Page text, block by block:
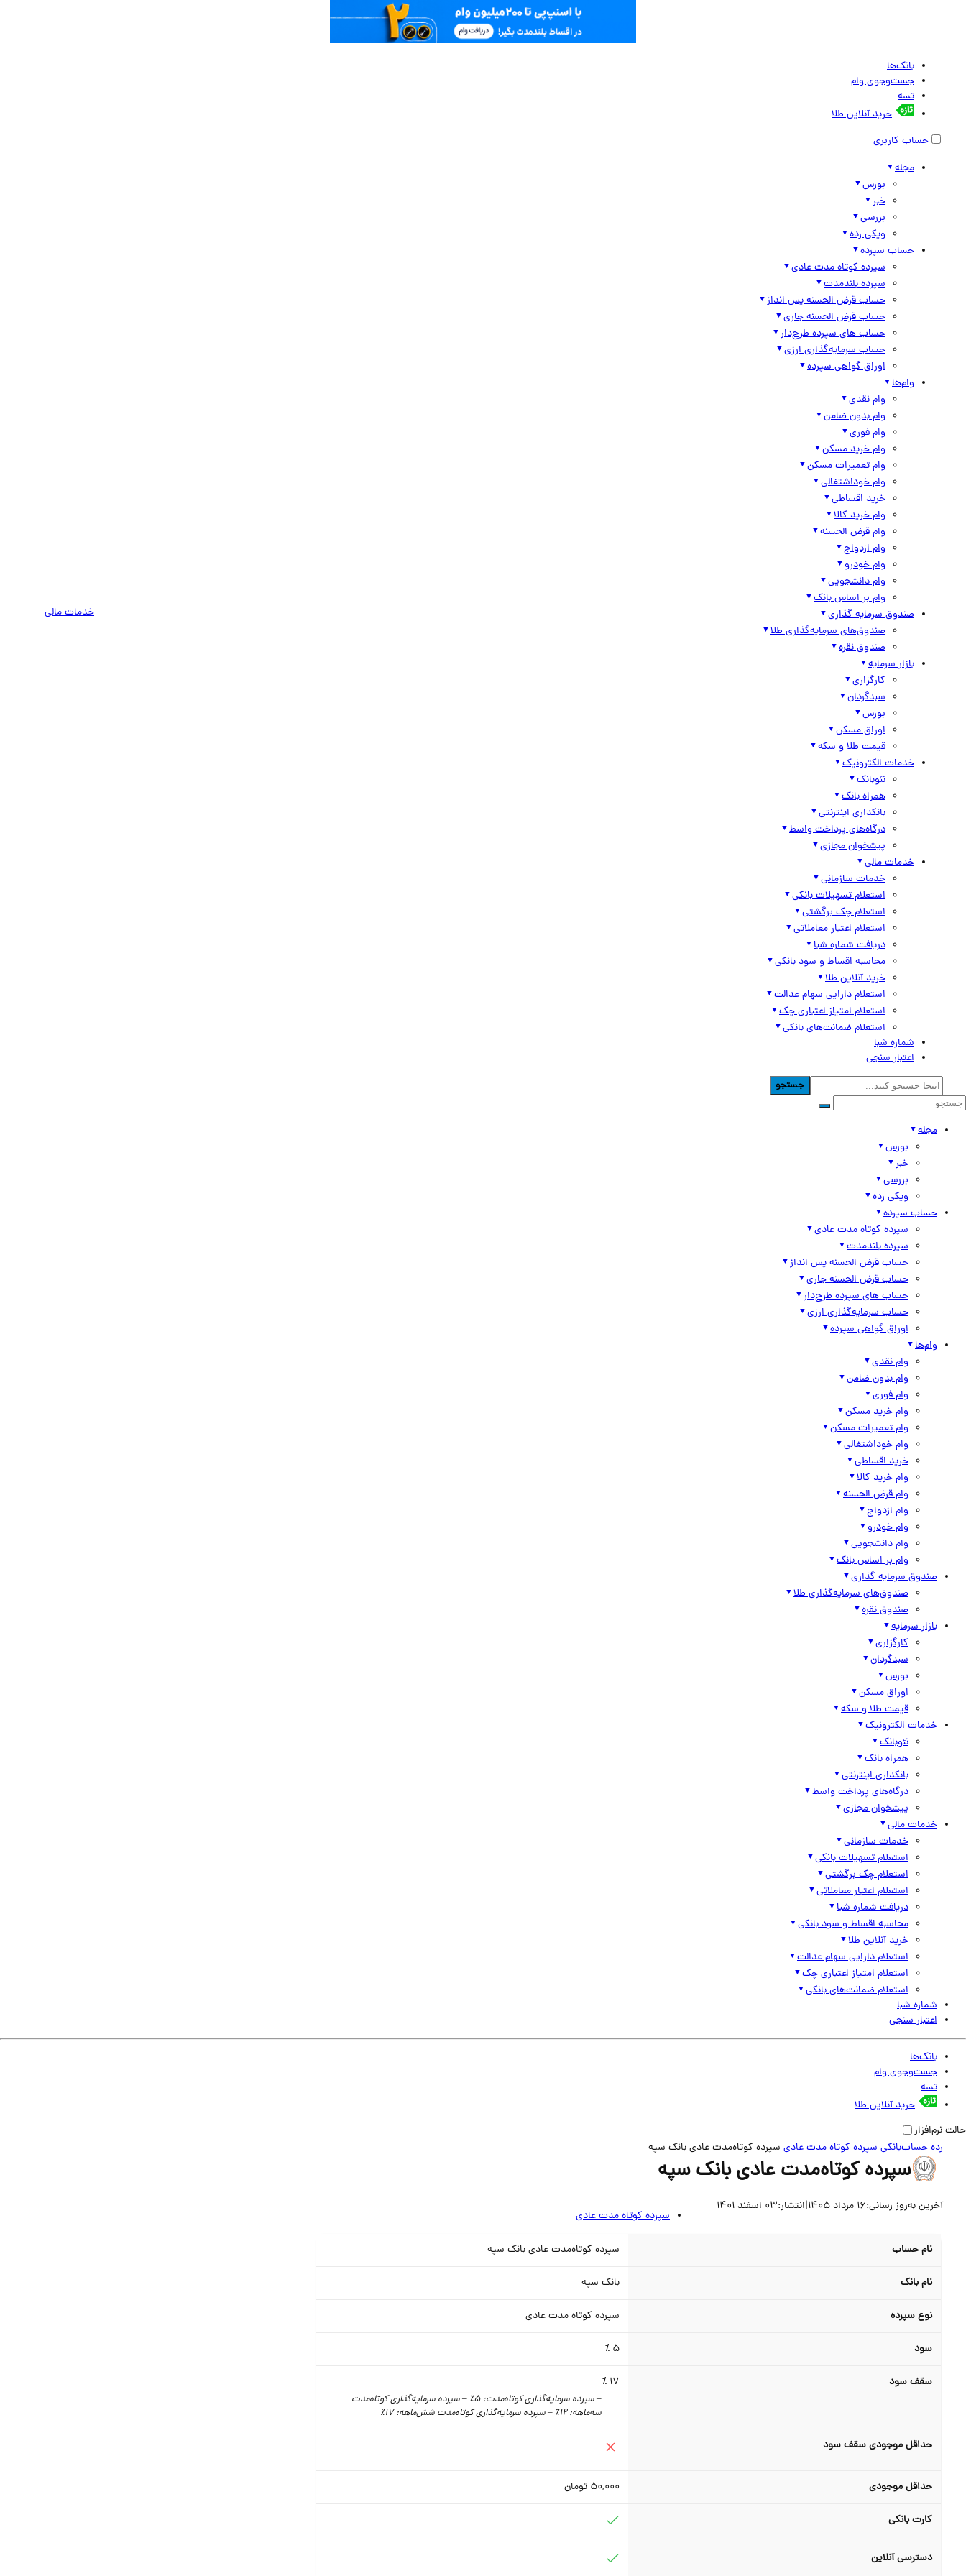
بانک‌ها
جست‌وجوی وام
تسه
خرید آنلاین طلا
حساب کاربری
مجله
بورس
خبر
بررسی
ویکی رده
حساب سپرده
سپرده کوتاه مدت عادی
سپرده بلندمدت
حساب قرض الحسنه پس انداز
حساب قرض الحسنه جاری
حساب های سپرده طرح‌دار
حساب سرمایه‌گذاری ارزی
اوراق گواهی سپرده
وام‌ها
وام نقدی
وام بدون ضامن
وام فوری
وام خرید مسکن
وام تعمیرات مسکن
وام خوداشتغالی
خرید اقساطی
وام خرید کالا
وام قرض الحسنه
وام ازدواج
وام خودرو
وام دانشجویی
وام بر اساس بانک
صندوق سرمایه گذاری
صندوق‌های سرمایه‌گذاری طلا
صندوق نقره
بازار سرمایه
کارگزاری
سبدگردان
بورس
اوراق مسکن
قیمت طلا و سکه
خدمات الکترونیک
نئوبانک
همراه بانک
بانکداری اینترنتی
درگاه‌های پرداخت واسط
پیشخوان مجازی
خدمات مالی
خدمات سازمانی
استعلام تسهیلات بانکی
استعلام چک برگشتی
استعلام اعتبار معاملاتی
دریافت شماره شبا
محاسبه اقساط و سود بانکی
خرید آنلاین طلا
استعلام دارایی سهام عدالت
استعلام امتیاز اعتباری چک
استعلام ضمانت‌های بانکی
شماره شبا
اعتبار سنجی
خدمات مالی
جستجو
مجله
بورس
خبر
بررسی
ویکی رده
حساب سپرده
سپرده کوتاه مدت عادی
سپرده بلندمدت
حساب قرض الحسنه پس انداز
حساب قرض الحسنه جاری
حساب های سپرده طرح‌دار
حساب سرمایه‌گذاری ارزی
اوراق گواهی سپرده
وام‌ها
وام نقدی
وام بدون ضامن
وام فوری
وام خرید مسکن
وام تعمیرات مسکن
وام خوداشتغالی
خرید اقساطی
وام خرید کالا
وام قرض الحسنه
وام ازدواج
وام خودرو
وام دانشجویی
وام بر اساس بانک
صندوق سرمایه گذاری
صندوق‌های سرمایه‌گذاری طلا
صندوق نقره
بازار سرمایه
کارگزاری
سبدگردان
بورس
اوراق مسکن
قیمت طلا و سکه
خدمات الکترونیک
نئوبانک
همراه بانک
بانکداری اینترنتی
درگاه‌های پرداخت واسط
پیشخوان مجازی
خدمات مالی
خدمات سازمانی
استعلام تسهیلات بانکی
استعلام چک برگشتی
استعلام اعتبار معاملاتی
دریافت شماره شبا
محاسبه اقساط و سود بانکی
خرید آنلاین طلا
استعلام دارایی سهام عدالت
استعلام امتیاز اعتباری چک
استعلام ضمانت‌های بانکی
شماره شبا
اعتبار سنجی
بانک‌ها
جست‌وجوی وام
تسه
خرید آنلاین طلا
حالت نرم‌افزار
ردهحساب‌بانکیسپرده کوتاه مدت عادی سپرده کوتاه‌مدت عادی بانک سپه
سپرده کوتاه‌مدت عادی بانک سپه
آخرین به‌روز رسانی:16 مرداد 1405 |انتشار:03 اسفند 1401
سپرده کوتاه مدت عادی
نام حساب سپرده کوتاه‌مدت عادی بانک سپه
نام بانک بانک سپه
نوع سپرده سپرده کوتاه مدت عادی
سود 5 ٪
سقف سود 17 ٪
– سپرده سرمایه‌گذاری کوتاه‌مدت: 5٪ – سپرده سرمایه‌گذاری کوتاه‌مدت
سه‌ماهه: 12٪ – سپرده سرمایه‌گذاری کوتاه‌مدت شش‌ماهه: 17٪
حداقل موجودی سقف سود
حداقل موجودی 50,000 تومان
کارت بانکی
دسترسی آنلاین